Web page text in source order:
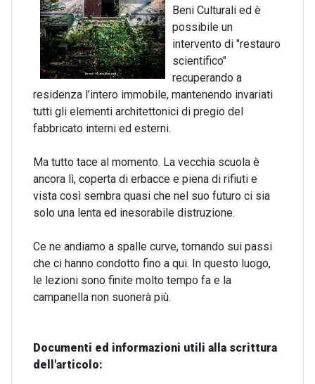
Beni Culturali ed è
possibile un
intervento di "restauro
scientifico"
recuperando a
residenza l’intero immobile, mantenendo invariati
tutti gli elementi architettonici di pregio del
fabbricato interni ed esterni.
Ma tutto tace al momento. La vecchia scuola è
ancora lì, coperta di erbacce e piena di rifiuti e
vista così sembra quasi che nel suo futuro ci sia
solo una lenta ed inesorabile distruzione.
Ce ne andiamo a spalle curve, tornando sui passi
che ci hanno condotto fino a qui. In questo luogo,
le lezioni sono finite molto tempo fa e la
campanella non suonerà più.
Documenti ed informazioni utili alla scrittura
dell'articolo: